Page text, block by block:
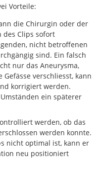
Vorteile:
die Chirurgin oder der
des Clips sofort
nicht betroffenen
sind. Ein falsch
nur das Aneurysma,
verschliesst, kann
korrigiert werden.
ein späterer
werden, ob das
werden konnte.
nicht optimal ist, kann er
neu positioniert